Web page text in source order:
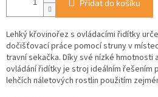
Přidat do košíku
Lehký křovinořez s ovládacími řidítky
dočišťovací práce pomocí struny v
travní sekačka. Díky své nízké hmotnosti
ovládání řidítky je stroj ideálním řešením
lehčích náletových rostlin použitím